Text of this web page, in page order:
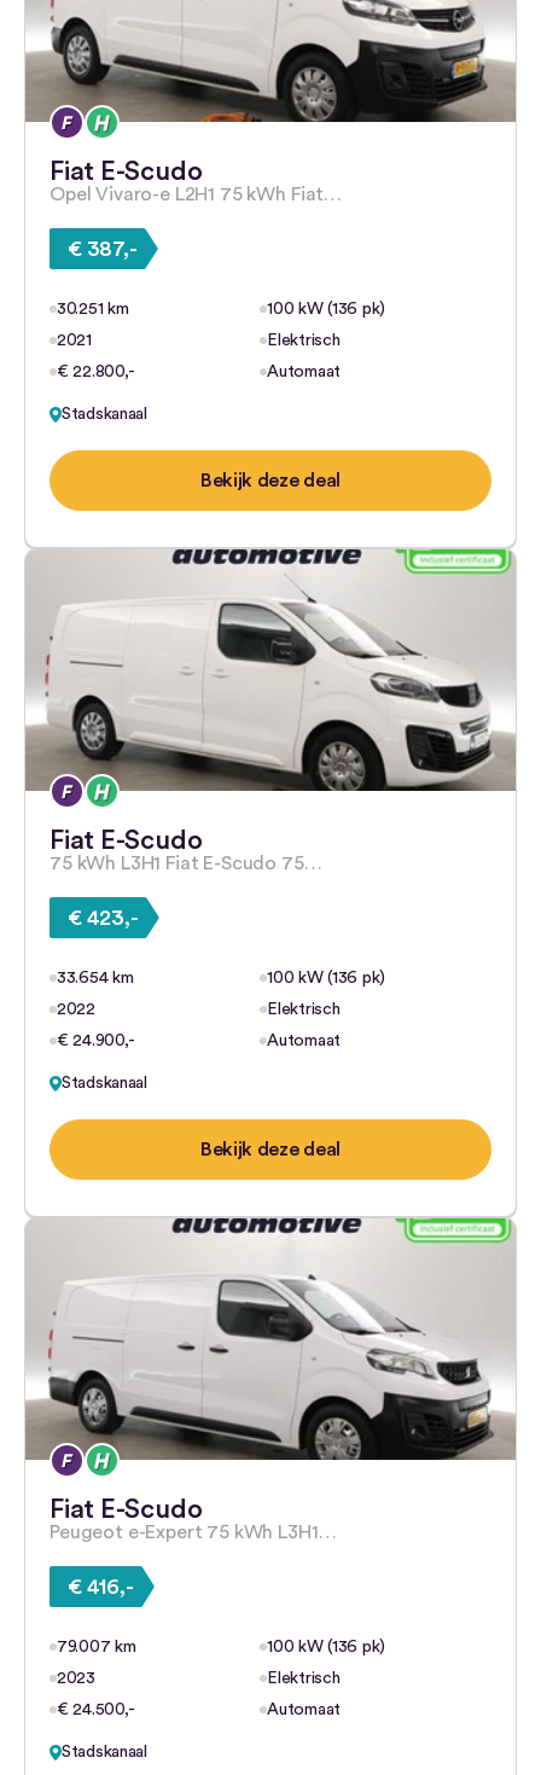
Fiat E-Scudo
Opel Vivaro-e L2H1 75 kWh Fiat…
€ 387,-
30.251 km
100 kW (136 pk)
2021
Elektrisch
€ 22.800,-
Automaat
Stadskanaal
Bekijk deze deal
Fiat E-Scudo
75 kWh L3H1 Fiat E-Scudo 75…
€ 423,-
33.654 km
100 kW (136 pk)
2022
Elektrisch
€ 24.900,-
Automaat
Stadskanaal
Bekijk deze deal
Fiat E-Scudo
Peugeot e-Expert 75 kWh L3H1…
€ 416,-
79.007 km
100 kW (136 pk)
2023
Elektrisch
€ 24.500,-
Automaat
Stadskanaal